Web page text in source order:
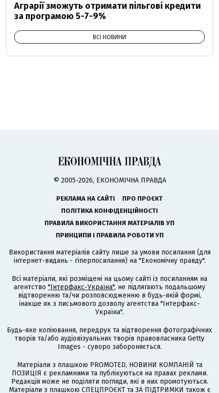
Аграрії зможуть отримати пільгові кредити
за програмою 5-7-9%
ВСІ НОВИНИ
© 2005-2026, ЕКОНОМІЧНА ПРАВДА
РЕКЛАМА НА САЙТІ
ПРО ПРОЄКТ
ПОЛІТИКА КОНФІДЕНЦІЙНОСТІ
ПРАВИЛА ВИКОРИСТАННЯ МАТЕРІАЛІВ УП
ПРИНЦИПИ І ПРАВИЛА РОБОТИ УП
Використання матеріалів сайту лише за умови посилання (для
інтернет-видань - гіперпосилання) на "Економічну правду".
Всі матеріали, які розміщені на цьому сайті із посиланням на
агентство "Інтерфакс-Україна", не підлягають подальшому
відтворенню та/чи розповсюдженню в будь-якій формі,
інакше як з письмового дозволу агентства "Інтерфакс-
Україна".
Будь-яке копіювання, передрук та відтворення фотографічних
творів та/або аудіовізуальних творів правовласника Getty
Images - суворо забороняється.
Матеріали з плашкою PROMOTED, НОВИНИ КОМПАНІЙ та
ПОЗИЦІЯ є рекламними та публікуються на правах реклами.
Редакція може не поділяти погляди, які в них промотуються.
Матеріали з плашкою СПЕЦПРОЄКТ та ЗА ПІДТРИМКИ також є